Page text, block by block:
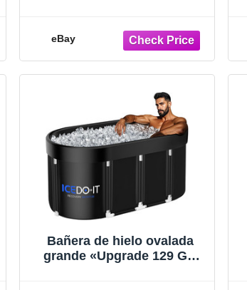
eBay
Bañera de hielo ovalada
grande «Upgrade 129 Gal